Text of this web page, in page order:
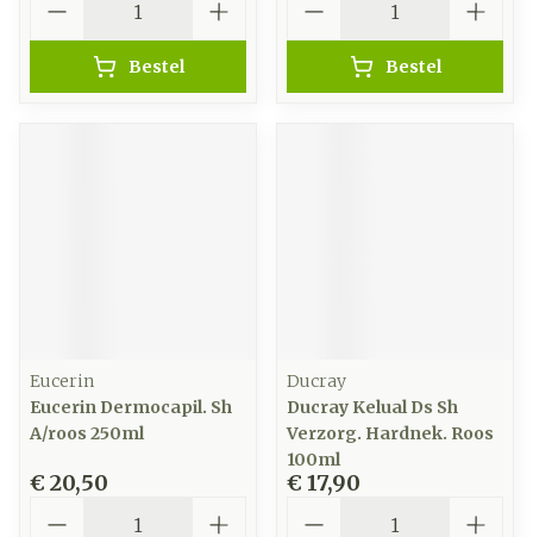
Bestel Bestel
Eucerin
Eucerin Dermocapil. Sh
A/roos 250ml
€ 20,50
Ducray
Ducray Kelual Ds Sh
Verzorg. Hardnek. Roos
100ml
€ 17,90